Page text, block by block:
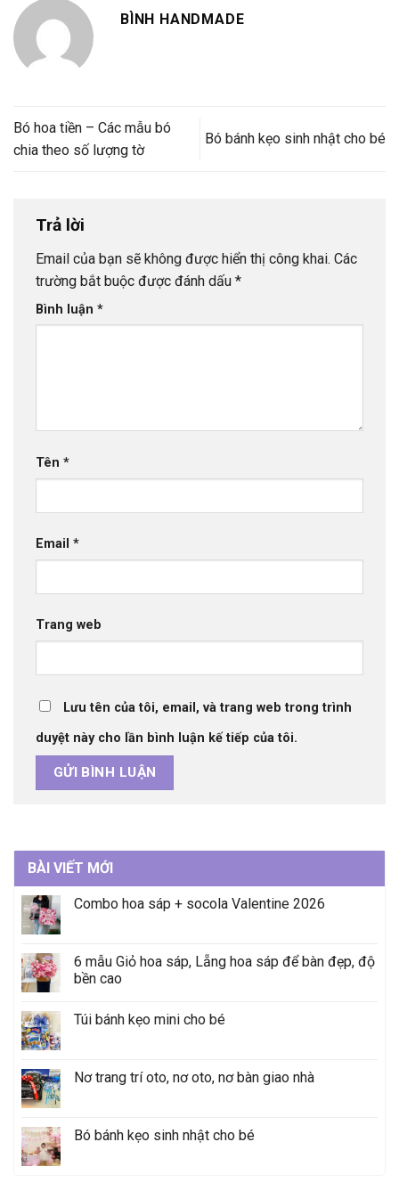
BÌNH HANDMADE
Bó hoa tiền – Các mẫu bó
chia theo số lượng tờ
Bó bánh kẹo sinh nhật cho bé
Trả lời
Email của bạn sẽ không được hiển thị công khai. Các
trường bắt buộc được đánh dấu *
Bình luận *
Tên *
Email *
Trang web
Lưu tên của tôi, email, và trang web trong trình
duyệt này cho lần bình luận kế tiếp của tôi.
BÀI VIẾT MỚI
Combo hoa sáp + socola Valentine 2026
6 mẫu Giỏ hoa sáp, Lẵng hoa sáp để bàn đẹp, độ
bền cao
Túi bánh kẹo mini cho bé
Nơ trang trí oto, nơ oto, nơ bàn giao nhà
Bó bánh kẹo sinh nhật cho bé